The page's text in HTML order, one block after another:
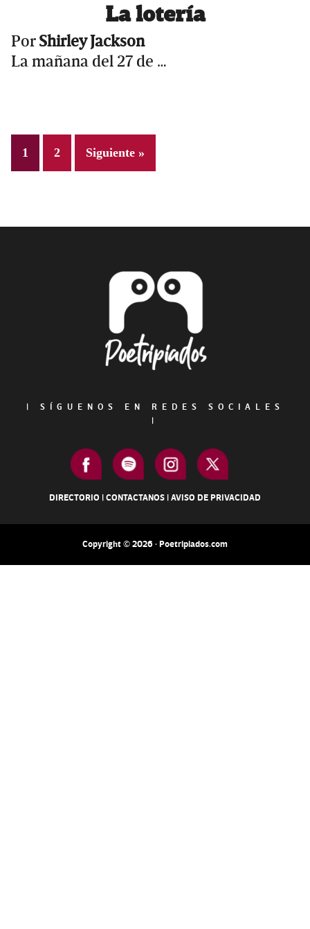
La lotería
PorShirley Jackson
La mañana del 27 de …
Page
1 Page
2 Siguiente »
Primary
|
SÍGUENOS EN REDES SOCIALES
|
DIRECTORIO |CONTACTANOS |AVISO DE PRIVACIDAD
Copyright © 2026 · Poetripiados.com